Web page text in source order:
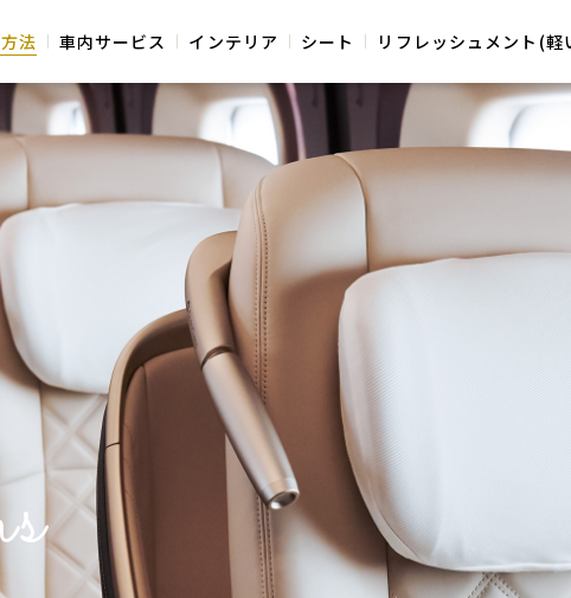
法 車内サービス インテリア シート リフレッシュメント(